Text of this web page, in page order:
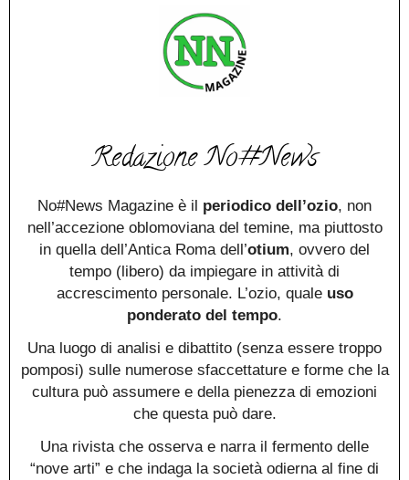
Redazione No#News
No#News Magazine è il periodico dell’ozio, non
nell’accezione oblomoviana del temine, ma piuttosto
in quella dell’Antica Roma dell’otium, ovvero del
tempo (libero) da impiegare in attività di
accrescimento personale. L’ozio, quale uso
ponderato del tempo.
Una luogo di analisi e dibattito (senza essere troppo
pomposi) sulle numerose sfaccettature e forme che la
cultura può assumere e della pienezza di emozioni
che questa può dare.
Una rivista che osserva e narra il fermento delle
“nove arti” e che indaga la società odierna al fine di